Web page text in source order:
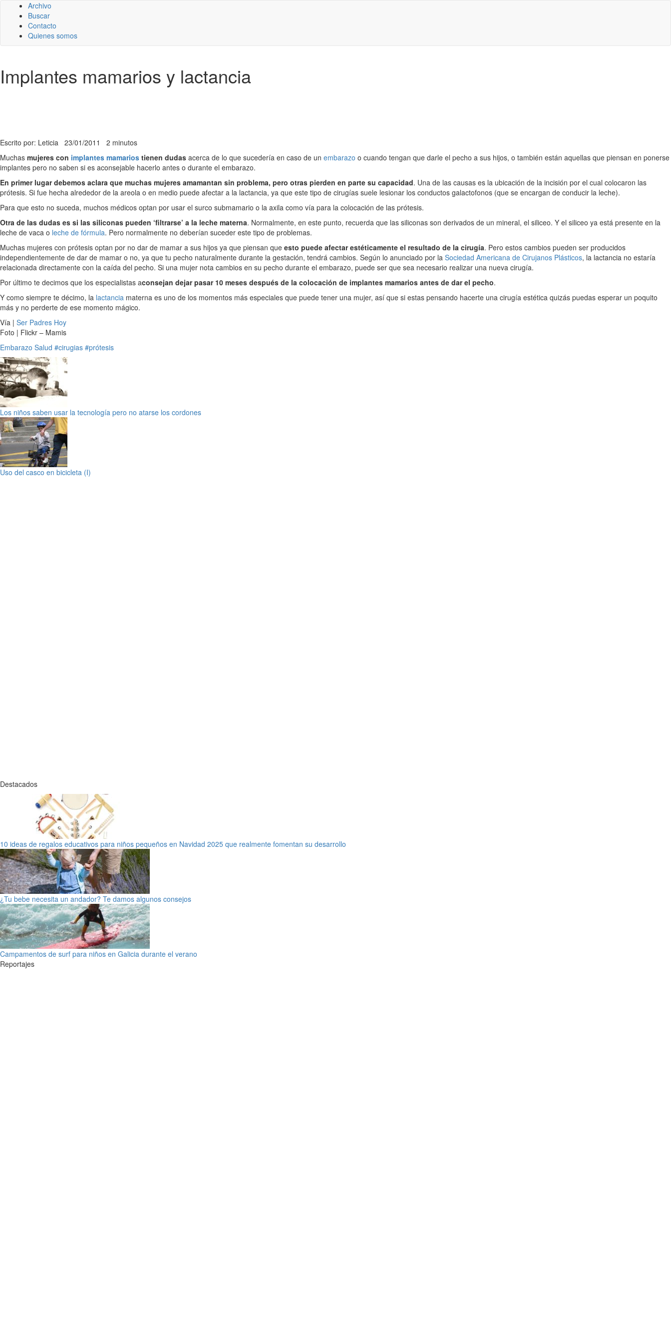
Archivo
Buscar
Contacto
Quienes somos
Implantes mamarios y lactancia
Escrito por: Leticia 23/01/2011 2 minutos
Muchas mujeres con implantes mamarios tienen dudas acerca de lo que sucedería en caso de un embarazo o cuando tengan que darle el pecho a sus hijos, o también están aquellas que piensan en ponerse
implantes pero no saben si es aconsejable hacerlo antes o durante el embarazo.
En primer lugar debemos aclara que muchas mujeres amamantan sin problema, pero otras pierden en parte su capacidad. Una de las causas es la ubicación de la incisión por el cual colocaron las
prótesis. Si fue hecha alrededor de la areola o en medio puede afectar a la lactancia, ya que este tipo de cirugías suele lesionar los conductos galactofonos (que se encargan de conducir la leche).
Para que esto no suceda, muchos médicos optan por usar el surco submamario o la axila como vía para la colocación de las prótesis.
Otra de las dudas es si las siliconas pueden ‘filtrarse’ a la leche materna. Normalmente, en este punto, recuerda que las siliconas son derivados de un mineral, el siliceo. Y el siliceo ya está presente en la
leche de vaca o leche de fórmula. Pero normalmente no deberían suceder este tipo de problemas.
Muchas mujeres con prótesis optan por no dar de mamar a sus hijos ya que piensan que esto puede afectar estéticamente el resultado de la cirugía. Pero estos cambios pueden ser producidos
independientemente de dar de mamar o no, ya que tu pecho naturalmente durante la gestación, tendrá cambios. Según lo anunciado por la Sociedad Americana de Cirujanos Plásticos, la lactancia no estaría
relacionada directamente con la caída del pecho. Si una mujer nota cambios en su pecho durante el embarazo, puede ser que sea necesario realizar una nueva cirugía.
Por último te decimos que los especialistas aconsejan dejar pasar 10 meses después de la colocación de implantes mamarios antes de dar el pecho.
Y como siempre te décimo, la lactancia materna es uno de los momentos más especiales que puede tener una mujer, así que si estas pensando hacerte una cirugía estética quizás puedas esperar un poquito
más y no perderte de ese momento mágico.
Vía | Ser Padres Hoy
Foto | Flickr – Mamis
Embarazo Salud #cirugias #prótesis
Los niños saben usar la tecnología pero no atarse los cordones
Uso del casco en bicicleta (I)
Destacados
10 ideas de regalos educativos para niños pequeños en Navidad 2025 que realmente fomentan su desarrollo
¿Tu bebe necesita un andador? Te damos algunos consejos
Campamentos de surf para niños en Galicia durante el verano
Reportajes